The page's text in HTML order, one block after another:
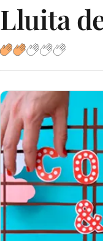
Lluita